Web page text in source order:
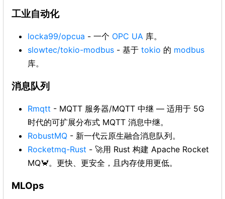
工业自动化
locka99/opcua - 一个 OPC UA 库。
slowtec/tokio-modbus - 基于 tokio 的 modbus
库。
消息队列
Rmqtt - MQTT 服务器/MQTT 中继 — 适用于 5G
时代的可扩展分布式 MQTT 消息中继。
RobustMQ - 新一代云原生融合消息队列。
Rocketmq-Rust - 🚀用 Rust 构建 Apache Rocket
MQ🦀。更快、更安全，且内存使用更低。
MLOps